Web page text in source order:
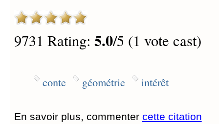
9731 Rating: 5.0/5 (1 vote cast)
conte géométrie intérêt
En savoir plus, commenter cette citation